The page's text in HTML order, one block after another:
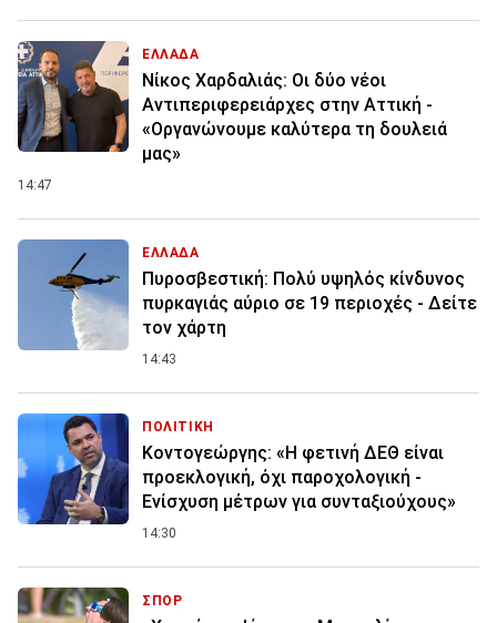
ΕΛΛΑΔΑ
Νίκος Χαρδαλιάς: Οι δύο νέοι
Αντιπεριφερειάρχες στην Αττική -
«Οργανώνουμε καλύτερα τη δουλειά
μας»
14:47
ΕΛΛΑΔΑ
Πυροσβεστική: Πολύ υψηλός κίνδυνος
πυρκαγιάς αύριο σε 19 περιοχές - Δείτε
τον χάρτη
14:43
ΠΟΛΙΤΙΚΗ
Κοντογεώργης: «Η φετινή ΔΕΘ είναι
προεκλογική, όχι παροχολογική -
Ενίσχυση μέτρων για συνταξιούχους»
14:30
ΣΠΟΡ